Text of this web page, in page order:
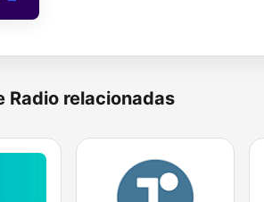
Radio relacionadas